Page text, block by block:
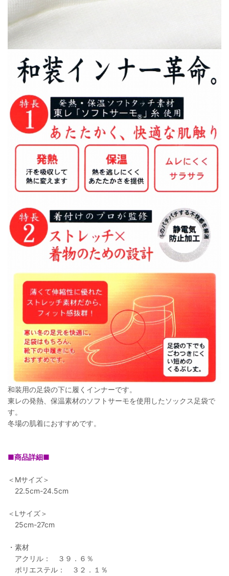
和装用の足袋の下に履くインナーです。
東レの発熱、保温素材のソフトサーモを使用したソックス足袋で
す。
冬場の肌着におすすめです。
■商品詳細■
＜Mサイズ＞
22.5cm-24.5cm
＜Lサイズ＞
25cm-27cm
・素材
アクリル： ３９．６％
ポリエステル： ３２．１％